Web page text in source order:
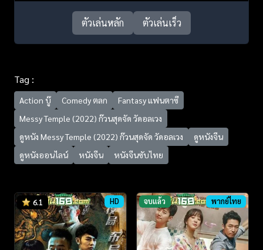
ตัวเล่นหลัก ตัวเล่นเร็ว
Tag :
Action บู๊ Comedy ตลก
Fantasy แฟนตาซี
Messy Temple (2022) ก๊วนสุดจัด วัดอลเวง
ดูหนัง Messy Temple (2022) ก๊วนสุดจัด วัดอลเวง
ดูหนังจีน
ดูหนังออนไลน์
หนังจีน หนังจีนซับไทย
6.1 HD จบแล้ว พากย์ไทย